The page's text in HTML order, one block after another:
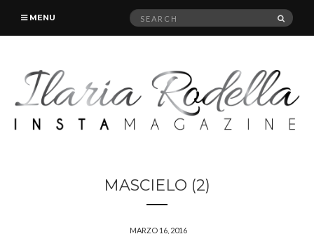
MENU
Search
MASCIELO (2)
MARZO 16, 2016